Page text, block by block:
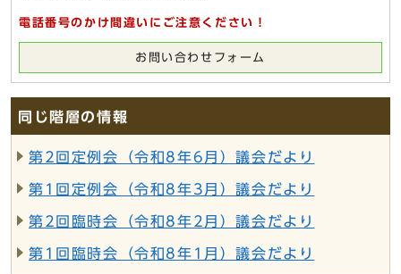
電話番号のかけ間違いにご注意ください！
お問い合わせフォーム
同じ階層の情報
第2回定例会（令和8年6月）議会だより
第1回定例会（令和8年3月）議会だより
第2回臨時会（令和8年2月）議会だより
第1回臨時会（令和8年1月）議会だより